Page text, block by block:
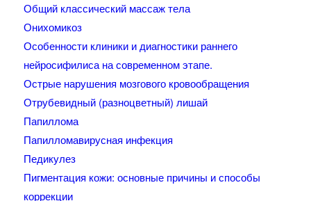
Общий классический массаж тела
Онихомикоз
Особенности клиники и диагностики раннего
нейросифилиса на современном этапе.
Острые нарушения мозгового кровообращения
Отрубевидный (разноцветный) лишай
Папиллома
Папилломавирусная инфекция
Педикулез
Пигментация кожи: основные причины и способы
коррекции